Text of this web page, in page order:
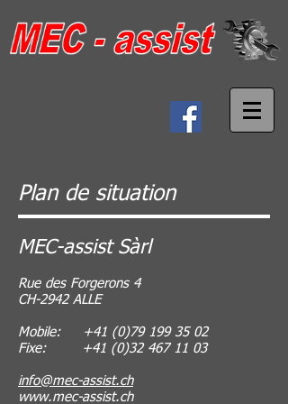
Plan de situation
MEC-assist Sàrl
Rue des Forgerons 4
CH-2942 ALLE
Mobile:
+41 (0)79 199 35 02
Fixe:
+41 (0)32 467 11 03
info@mec-assist.ch
www.mec-assist.ch